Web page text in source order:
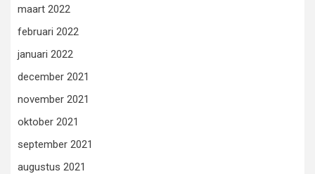
maart 2022
februari 2022
januari 2022
december 2021
november 2021
oktober 2021
september 2021
augustus 2021